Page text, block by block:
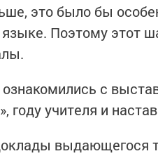
это было бы
языке. Поэтому этот
с
году учителя и
выдающегося